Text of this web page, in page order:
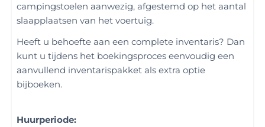
campingstoelen aanwezig, afgestemd op het aantal
slaapplaatsen van het voertuig.
Heeft u behoefte aan een complete inventaris? Dan
kunt u tijdens het boekingsproces eenvoudig een
aanvullend inventarispakket als extra optie
bijboeken.
Huurperiode: